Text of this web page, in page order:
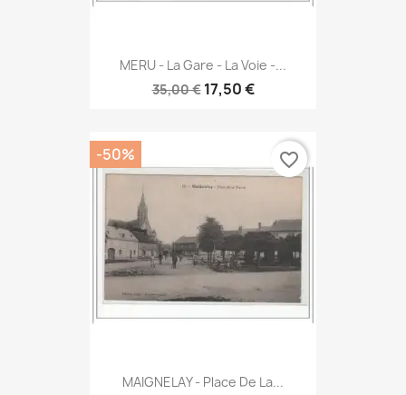
MERU - La Gare - La Voie -...
35,00 € 17,50 €
MAIGNELAY - Place De La...
-50% favorite_border